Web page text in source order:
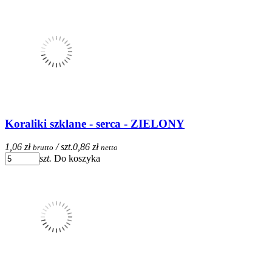
Koraliki szklane - serca - ZIELONY
1,06 zł brutto / szt.0,86 zł netto
szt. Do koszyka